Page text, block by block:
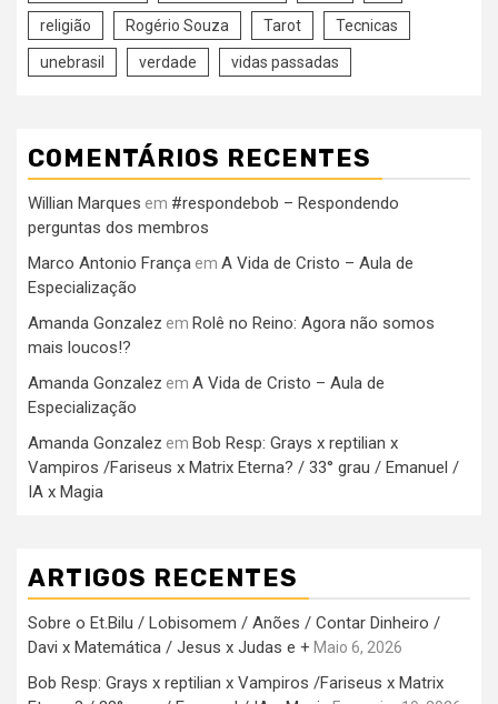
religião Rogério Souza Tarot Tecnicas
unebrasil verdade vidas passadas
COMENTÁRIOS RECENTES
Willian Marques em #respondebob – Respondendo
perguntas dos membros
Marco Antonio França em A Vida de Cristo – Aula de
Especialização
Amanda Gonzalez em Rolê no Reino: Agora não somos
mais loucos!?
Amanda Gonzalez em A Vida de Cristo – Aula de
Especialização
Amanda Gonzalez em Bob Resp: Grays x reptilian x
Vampiros /Fariseus x Matrix Eterna? / 33° grau / Emanuel /
IA x Magia
ARTIGOS RECENTES
Sobre o Et.Bilu / Lobisomem / Anões / Contar Dinheiro /
Davi x Matemática / Jesus x Judas e + Maio 6, 2026
Bob Resp: Grays x reptilian x Vampiros /Fariseus x Matrix